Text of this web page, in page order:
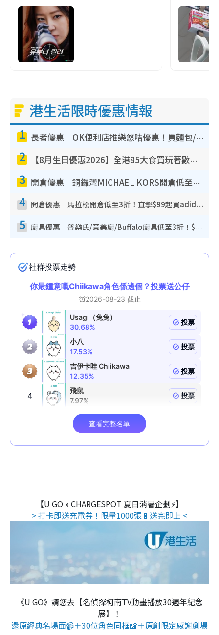
港生活限時優惠情報
1 長者優惠｜OK便利店推樂悠咭優惠！買麵包/牛奶/保健品拍卡即減
2 【8月生日優惠2026】全港85大食買玩著數攻略 自助餐/火鍋放題同行免費＋誠品/DONKI送現金券
3 開倉優惠｜銅鑼灣MICHAEL KORS開倉低至17折！直擊$500起買手袋/銀包/鞋款 必買經典Jet Set系列
4 開倉優惠｜馬拉松開倉低至3折！直擊$99起買adidas／New Balance／Puma鞋款 STANLEY保溫杯劈價至$119起
5 廚具優惠｜普樂氏/意美廚/Buffalo廚具低至3折！$89起買煎鍋／炒鑊／個人鍋 同場小家電激減至$99起
【U GO x CHARGESPOT 夏日消暑企劃⚡】
> 打卡即送充電券！限量1000張🔋送完即止 <
《U GO》請您去【名偵探柯南TV動畫播放30週年紀念
展】！
還原經典名場面📹＋30位角色同框📸＋原創限定感謝劇場